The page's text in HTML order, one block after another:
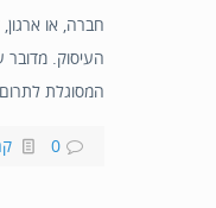
חברה, או
העיסוק.
המסוגלת
0